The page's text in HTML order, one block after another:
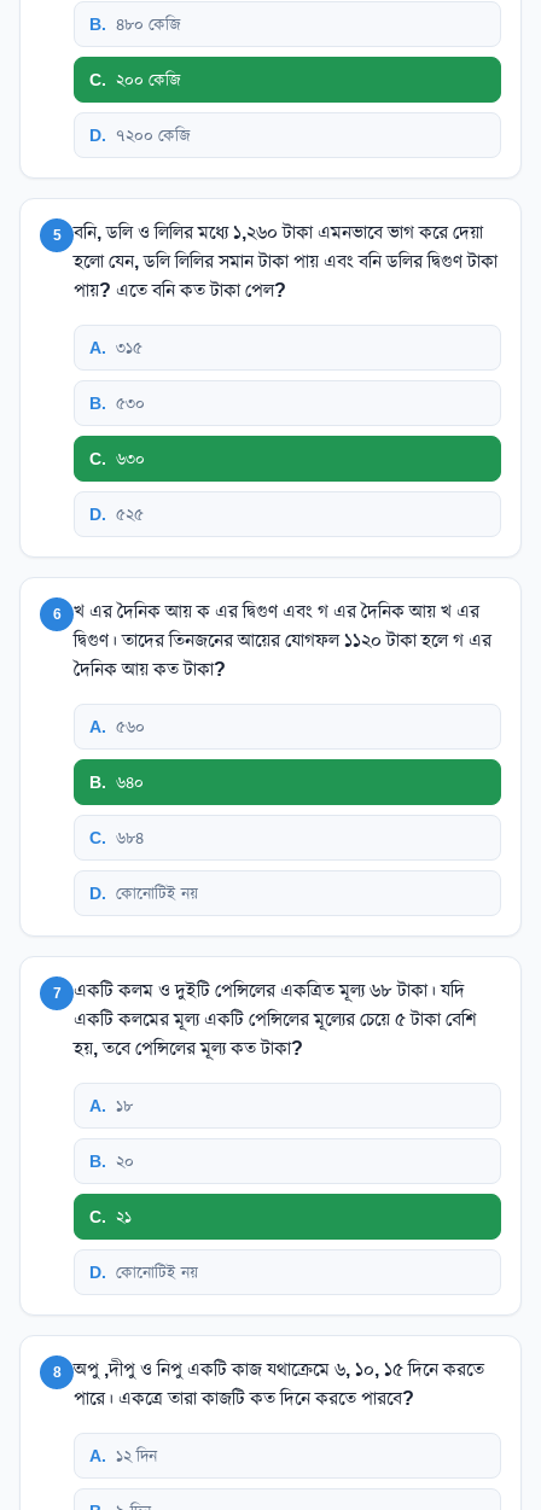
B. ৪৮০ কেজি
C. ২০০ কেজি
D. ৭২০০ কেজি
5
বনি, ডলি ও লিলির মধ্যে ১,২৬০ টাকা এমনভাবে ভাগ করে দেয়া
হলো যেন, ডলি লিলির সমান টাকা পায় এবং বনি ডলির দ্বিগুণ টাকা
পায়? এতে বনি কত টাকা পেল?
A. ৩১৫
B. ৫৩০
C. ৬৩০
D. ৫২৫
6
খ এর দৈনিক আয় ক এর দ্বিগুণ এবং গ এর দৈনিক আয় খ এর
দ্বিগুণ। তাদের তিনজনের আয়ের যোগফল ১১২০ টাকা হলে গ এর
দৈনিক আয় কত টাকা?
A. ৫৬০
B. ৬৪০
C. ৬৮৪
D. কোনোটিই নয়
7
একটি কলম ও দুইটি পেন্সিলের একত্রিত মূল্য ৬৮ টাকা। যদি
একটি কলমের মূল্য একটি পেন্সিলের মূল্যের চেয়ে ৫ টাকা বেশি
হয়, তবে পেন্সিলের মূল্য কত টাকা?
A. ১৮
B. ২০
C. ২১
D. কোনোটিই নয়
8
অপু ,দীপু ও নিপু একটি কাজ যথাক্রেমে ৬, ১০, ১৫ দিনে করতে
পারে। একত্রে তারা কাজটি কত দিনে করতে পারবে?
A. ১২ দিন